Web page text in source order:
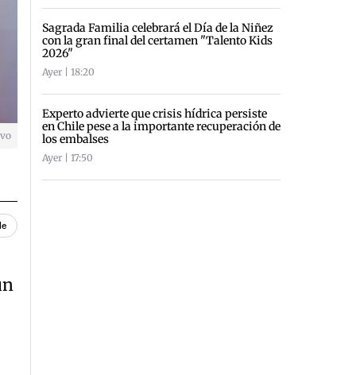
Sagrada Familia celebrará el Día de la Niñez
con la gran final del certamen "Talento Kids
2026"
Ayer | 18:20
Experto advierte que crisis hídrica persiste
en Chile pese a la importante recuperación de
los embalses
Ayer | 17:50